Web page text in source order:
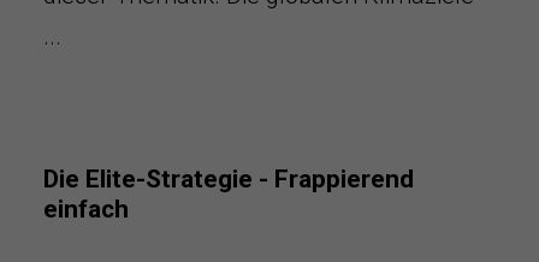
...
Die Elite-Strategie - Frappierend
einfach